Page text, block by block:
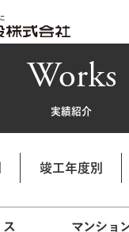
Works
実績紹介
竣工年度別
ス
マンショ